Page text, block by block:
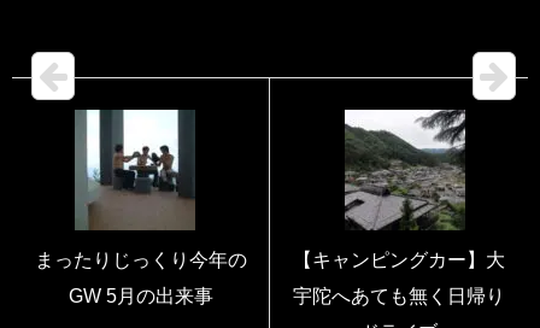
まったりじっくり今年の
GW 5月の出来事
【キャンピングカー】大
宇陀へあても無く日帰り